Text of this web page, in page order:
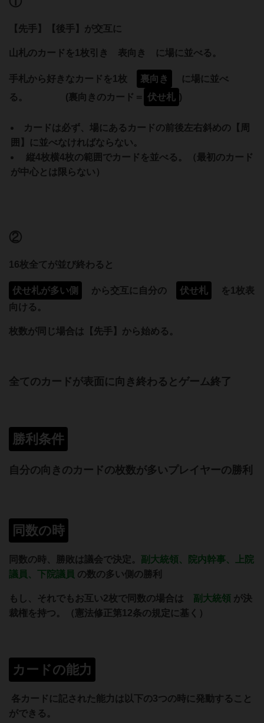
【先手】【後手】が交互に
山札のカードを1枚引き 表向き に場に並べる。
手札から好きなカードを1枚 裏向き
に場に並べ
る。 (裏向きのカード＝ 伏せ札 )
カードは必ず、場にあるカードの前後左右斜めの【周
囲】に並べなければならない。
縦4枚横4枚の範囲でカードを並べる。（最初のカード
が中心とは限らない）
②
16枚全てが並び終わると
伏せ札が多い側 から交互に自分の 伏せ札
を1枚表
向ける。
枚数が同じ場合は【先手】から始める。
全てのカードが表面に向き終わるとゲーム終了
勝利条件
自分の向きのカードの枚数が多いプレイヤーの勝利
同数の時
同数の時、勝敗は議会で決定。 副大統領、院内幹事、上院
議員、下院議員 の数の多い側の勝利
もし、それでもお互い2枚で同数の場合は 副大統領 が決
裁権を持つ。（憲法修正第12条の規定に基く）
カードの能力
各カードに記された能力は以下の3つの時に発動すること
ができる。